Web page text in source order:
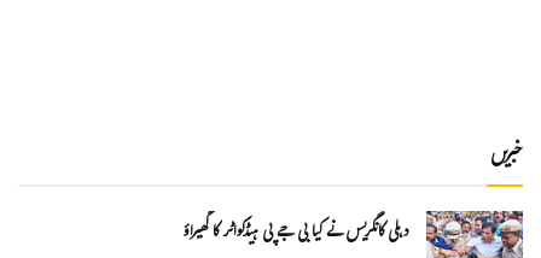
خبریں
دہلی کانگریس نے کیا بی جے پی ہیڈکواٹر کا گھیراؤ